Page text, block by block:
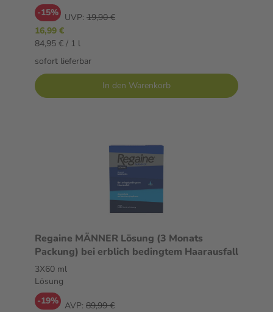
-15% UVP: 19,90 €
16,99 €
84,95 € / 1 l
sofort lieferbar
In den Warenkorb
Regaine MÄNNER Lösung (3 Monats
Packung) bei erblich bedingtem Haarausfall
3X60 ml
Lösung
-19% AVP: 89,99 €